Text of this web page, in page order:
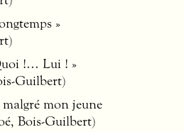
»
!… Lui ! »
Guilbert)
mon jeune
Bois-Guilbert)